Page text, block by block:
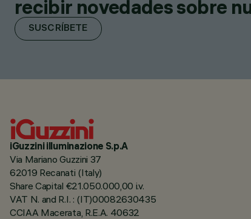
recibir novedades sobre
SUSCRÍBETE
iGuzzini illuminazione S.p.A
Via Mariano Guzzini 37
62019 Recanati (Italy)
Share Capital €21.050.000,00 i.v.
VAT N. and R.I. : (IT)00082630435
CCIAA Macerata, R.E.A. 40632